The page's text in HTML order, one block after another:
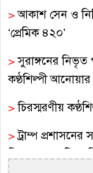
>আকাশ সেন ও
‘প্রেমিক ৪২০’
>সুরাঙ্গনের
কণ্ঠশিল্পী আনোয়ার
>চিরস্মরণীয়
>ট্রাম্প